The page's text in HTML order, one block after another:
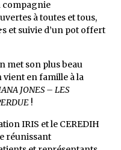
compagnie
à toutes et tous,
et suivie d’un pot offert
met son plus beau
vient en famille à la
JONES – LES
!
IRIS et le CEREDIH
réunissant